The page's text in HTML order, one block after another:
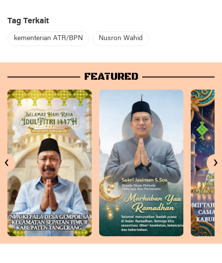
Tag Terkait
kementerian ATR/BPN Nusron Wahid
FEATURED
‹ ›